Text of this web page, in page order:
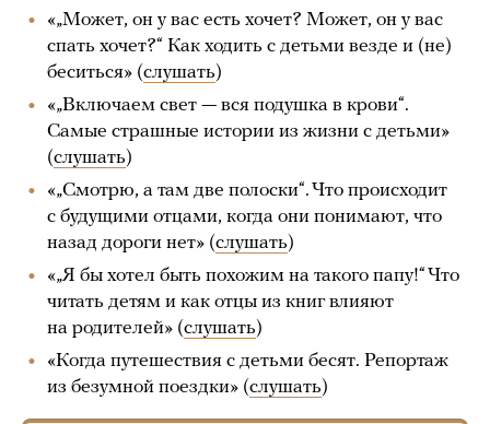
«„Может, он у вас есть хочет? Может, он у вас
спать хочет?“ Как ходить с детьми везде и (не)
беситься» (слушать)
«„Включаем свет — вся подушка в крови“.
Самые страшные истории из жизни с детьми»
(слушать)
«„Смотрю, а там две полоски“. Что происходит
с будущими отцами, когда они понимают, что
назад дороги нет» (слушать)
«„Я бы хотел быть похожим на такого папу!“ Что
читать детям и как отцы из книг влияют
на родителей» (слушать)
«Когда путешествия с детьми бесят. Репортаж
из безумной поездки» (слушать)